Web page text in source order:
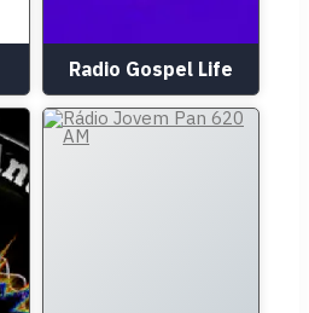
Radio Gospel Life